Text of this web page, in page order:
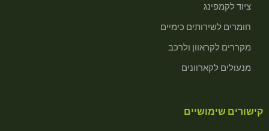
ציוד לקמפינג
חומרים לשירותים כימיים
מקררים לקראוון ולרכב
מנעולים לקארוונים
קישורים שימושיים